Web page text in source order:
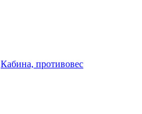
Кабина, противовес